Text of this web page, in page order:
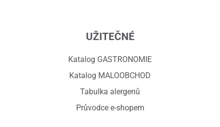
UŽITEČNÉ
Katalog GASTRONOMIE
Katalog MALOOBCHOD
Tabulka alergenů
Průvodce e-shopem